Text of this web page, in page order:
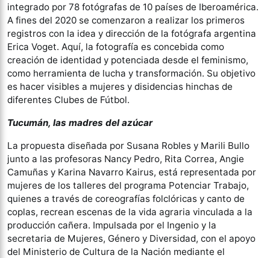
integrado por 78 fotógrafas de 10 países de Iberoamérica.
A fines del 2020 se comenzaron a realizar los primeros
registros con la idea y dirección de la fotógrafa argentina
Erica Voget. Aquí, la fotografía es concebida como
creación de identidad y potenciada desde el feminismo,
como herramienta de lucha y transformación. Su objetivo
es hacer visibles a mujeres y disidencias hinchas de
diferentes Clubes de Fútbol.
Tucumán, las madres del azúcar
La propuesta diseñada por Susana Robles y Marili Bullo
junto a las profesoras Nancy Pedro, Rita Correa, Angie
Camuñas y Karina Navarro Kairus, está representada por
mujeres de los talleres del programa Potenciar Trabajo,
quienes a través de coreografías folclóricas y canto de
coplas, recrean escenas de la vida agraria vinculada a la
producción cañera. Impulsada por el Ingenio y la
secretaria de Mujeres, Género y Diversidad, con el apoyo
del Ministerio de Cultura de la Nación mediante el